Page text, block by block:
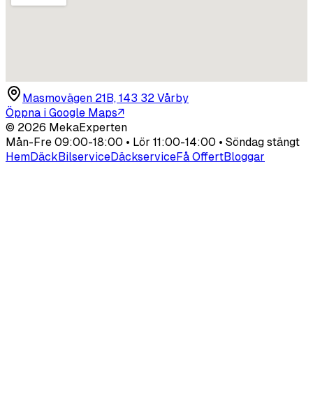
Masmovägen 21B, 143 32 Vårby
Öppna i Google Maps↗
© 2026 MekaExperten
Mån-Fre 09:00-18:00 • Lör 11:00-14:00 • Söndag stängt
HemDäckBilserviceDäckserviceFå OffertBloggar